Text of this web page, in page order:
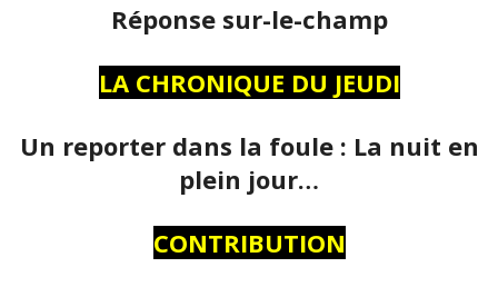
Réponse sur-le-champ
LA CHRONIQUE DU JEUDI
Un reporter dans la foule : La nuit en
plein jour…
CONTRIBUTION